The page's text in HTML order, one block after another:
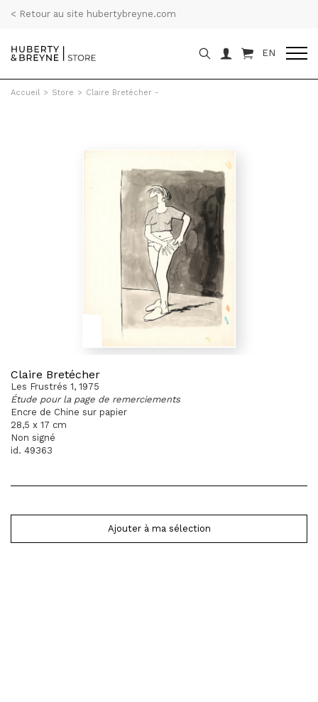
< Retour au site hubertybreyne.com
EN
Accueil > Store > Claire Bretécher -
Claire Bretécher
Les Frustrés 1, 1975
Étude pour la page de remerciements
Encre de Chine sur papier
28,5 x 17 cm
Non signé
id. 49363
Ajouter à ma sélection